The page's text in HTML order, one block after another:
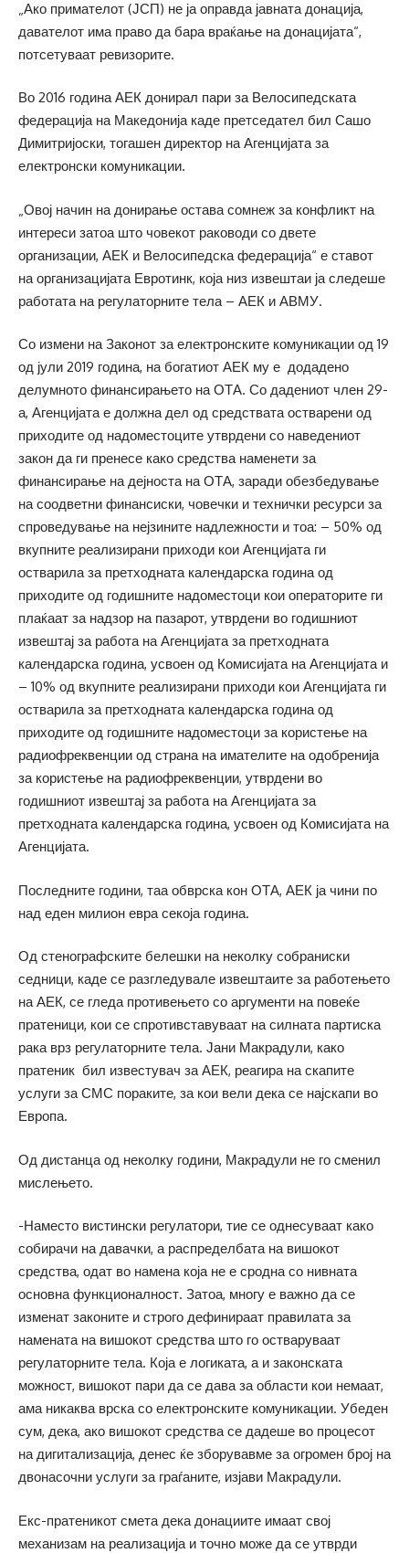
„Ако примателот (ЈСП) не ја оправда јавната донација,
давателот има право да бара враќање на донацијата“,
потсетуваат ревизорите.
Во 2016 година АЕК донирал пари за Велосипедската
федерација на Македонија каде претседател бил Сашо
Димитријоски, тогашен директор на Агенцијата за
електронски комуникации.
„Овој начин на донирање остава сомнеж за конфликт на
интереси затоа што човекот раководи со двете
организации, АЕК и Велосипедска федерација“ е ставот
на организацијата Евротинк, која низ извештаи ја следеше
работата на регулаторните тела – АЕК и АВМУ.
Со измени на Законот за електронските комуникации од 19
од јули 2019 година, на богатиот АЕК му е додадено
делумното финансирањето на ОТА. Со дадениот член 29-
а, Агенцијата е должна дел од средствата остварени од
приходите од надоместоците утврдени со наведениот
закон да ги пренесе како средства наменети за
финансирање на дејноста на ОТА, заради обезбедување
на соодветни финансиски, човечки и технички ресурси за
спроведување на нејзините надлежности и тоа: – 50% од
вкупните реализирани приходи кои Агенцијата ги
остварила за претходната календарска година од
приходите од годишните надоместоци кои операторите ги
плаќаат за надзор на пазарот, утврдени во годишниот
извештај за работа на Агенцијата за претходната
календарска година, усвоен од Комисијата на Агенцијата и
– 10% од вкупните реализирани приходи кои Агенцијата ги
остварила за претходната календарска година од
приходите од годишните надоместоци за користење на
радиофреквенции од страна на имателите на одобренија
за користење на радиофреквенции, утврдени во
годишниот извештај за работа на Агенцијата за
претходната календарска година, усвоен од Комисијата на
Агенцијата.
Последните години, таа обврска кон ОТА, АЕК ја чини по
над еден милион евра секоја година.
Од стенографските белешки на неколку собраниски
седници, каде се разгледувале извештаите за работењето
на АЕК, се гледа противењето со аргументи на повеќе
пратеници, кои се спротивставуваат на силната партиска
рака врз регулаторните тела. Јани Макрадули, како
пратеник бил известувач за АЕК, реагира на скапите
услуги за СМС пораките, за кои вели дека се најскапи во
Европа.
Од дистанца од неколку години, Макрадули не го сменил
мислењето.
-Наместо вистински регулатори, тие се однесуваат како
собирачи на давачки, а распределбата на вишокот
средства, одат во намена која не е сродна со нивната
основна функционалност. Затоа, многу е важно да се
изменат законите и строго дефинираат правилата за
намената на вишокот средства што го остваруваат
регулаторните тела. Која е логиката, а и законската
можност, вишокот пари да се дава за области кои немаат,
ама никаква врска со електронските комуникации. Убеден
сум, дека, ако вишокот средства се дадеше во процесот
на дигитализација, денес ќе зборувавме за огромен број на
двонасочни услуги за граѓаните, изјави Макрадули.
Екс-пратеникот смета дека донациите имаат свој
механизам на реализација и точно може да се утврди